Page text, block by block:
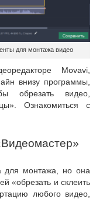
для монтажа видео
Movavi,
внизу программы,
обрезать видео,
Ознакомиться с
для монтажа, но она
«обрезать и склеить
любого видео,